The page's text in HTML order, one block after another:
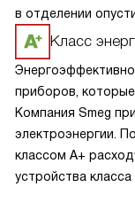
в отделении
прибор сам
Класс
приборов,
Компания Smeg
электроэнергии.
классом A+
устройства класса